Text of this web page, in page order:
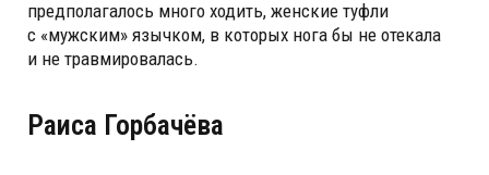
предполагалось много ходить, женские туфли
с «мужским» язычком, в которых нога бы не отекала
и не травмировалась.
Раиса Горбачёва